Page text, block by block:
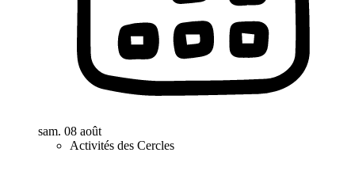
sam. 08 août
Activités des Cercles